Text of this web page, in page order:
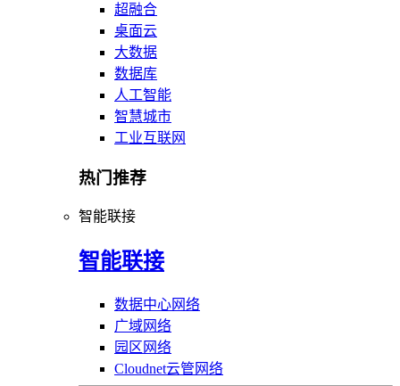
超融合
桌面云
大数据
数据库
人工智能
智慧城市
工业互联网
热门推荐
智能联接
智能联接
数据中心网络
广域网络
园区网络
Cloudnet云管网络